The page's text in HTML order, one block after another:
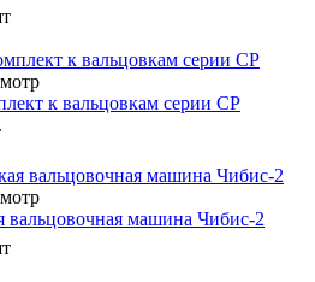
к вальцовкам серии СР
вальцовочная машина Чибис-2